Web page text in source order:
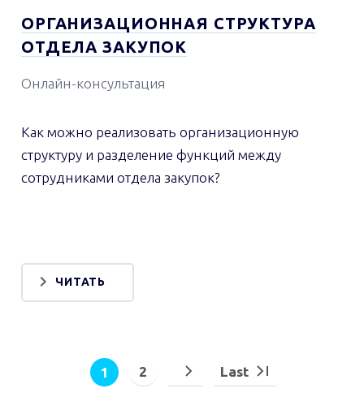
ОРГАНИЗАЦИОННАЯ СТРУКТУРА
ОТДЕЛА ЗАКУПОК
Онлайн-консультация
Как можно реализовать организационную
структуру и разделение функций между
сотрудниками отдела закупок?
ЧИТАТЬ
НУМЕРАЦИЯ
СТРАНИЦ
Текущая
1 Page
2
СледующаяПоследняя
Last